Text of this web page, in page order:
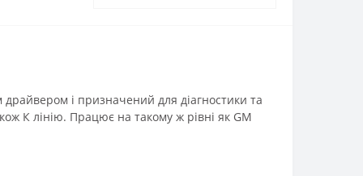
і призначений для діагностики та
К лінію. Працює на такому ж рівні як GM